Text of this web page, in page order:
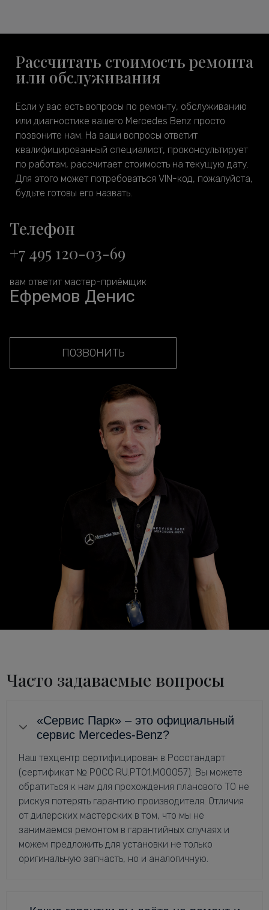
Рассчитать стоимость ремонта
или обслуживания
Если у вас есть вопросы по ремонту, обслуживанию
или диагностике вашего Mercedes Benz просто
позвоните нам. На ваши вопросы ответит
квалифицированный специалист, проконсультирует
по работам, рассчитает стоимость на текущую дату.
Для этого может потребоваться VIN-код, пожалуйста,
будьте готовы его назвать.
Телефон
+7 495 120-03-69
вам ответит мастер-приёмщик
Ефремов Денис
ПОЗВОНИТЬ
Часто задаваемые вопросы
«Сервис Парк» – это официальный
сервис Mercedes-Benz?
Наш техцентр сертифицирован в Росстандарт
(сертификат № РОСС RU.РТ01.М00057). Вы можете
обратиться к нам для прохождения планового ТО не
рискуя потерять гарантию производителя. Отличия
от дилерских мастерских в том, что мы не
занимаемся ремонтом в гарантийных случаях и
можем предложить для установки не только
оригинальную запчасть, но и аналогичную.